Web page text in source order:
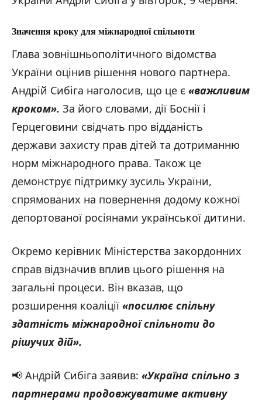
Значення кроку для міжнародної спільноти
Глава зовнішньополітичного відомства
України оцінив рішення нового партнера.
Андрій Сибіга наголосив, що це є «важливим
кроком». За його словами, дії Боснії і
Герцеговини свідчать про відданість
держави захисту прав дітей та дотриманню
норм міжнародного права. Також це
демонструє підтримку зусиль України,
спрямованих на повернення додому кожної
депортованої росіянами української дитини.
Окремо керівник Міністерства закордонних
справ відзначив вплив цього рішення на
загальні процеси. Він вказав, що
розширення коаліції «посилює спільну
здатність міжнародної спільноти до
рішучих дій».
📢 Андрій Сибіга заявив: «Україна спільно з
партнерами продовжуватиме активну